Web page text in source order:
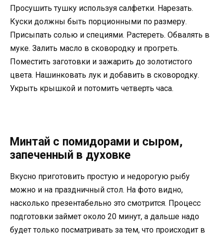
Просушить тушку используя салфетки. Нарезать.
Куски должны быть порционными по размеру.
Присыпать солью и специями. Растереть. Обвалять в
муке. Залить масло в сковородку и прогреть.
Поместить заготовки и зажарить до золотистого
цвета. Нашинковать лук и добавить в сковородку.
Укрыть крышкой и потомить четверть часа.
Минтай с помидорами и сыром,
запеченный в духовке
Вкусно приготовить простую и недорогую рыбу
можно и на праздничный стол. На фото видно,
насколько презентабельно это смотрится. Процесс
подготовки займет около 20 минут, а дальше надо
будет только посматривать за тем, что происходит в